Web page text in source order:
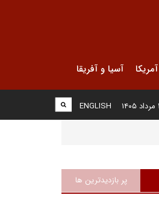
آمریکا آسیا و آفریقا
ENGLISH
پر بازدیدترین ها